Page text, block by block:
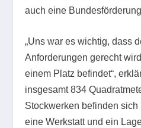
auch eine
„Uns war es wichtig, dass
Anforderungen gerecht
einem Platz befindet“,
insgesamt 834
Stockwerken befinden
eine Werkstatt und ein